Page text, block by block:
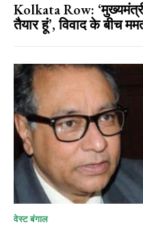
Kolkata Row:
तैयार हूं’, विवाद के बीच
वेस्ट बंगाल